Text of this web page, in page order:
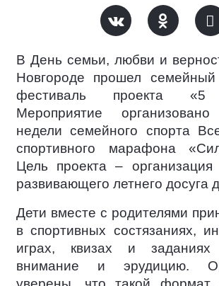
В День семьи, любви и
Новгороде прошел семейный
фестиваль проекта «5
Мероприятие
недели семейного спорта
спортивного марафона
Цель проекта – организация
развивающего летнего досуга
Дети вместе с родителями
в спортивных состязаниях,
играх, квизах и заданиях
внимание и эрудицию.